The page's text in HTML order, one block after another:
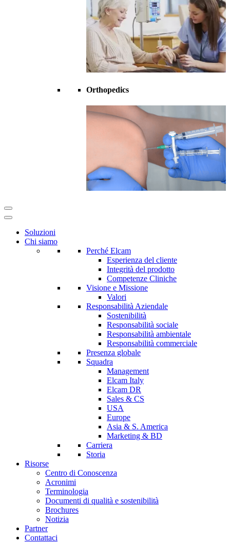
Orthopedics
Soluzioni
Chi siamo
Perché Elcam
Esperienza del cliente
Integrità del prodotto
Competenze Cliniche
Visione e Missione
Valori
Responsabilità Aziendale
Sostenibilità
Responsabilità sociale
Responsabilità ambientale
Responsabilità commerciale
Presenza globale
Squadra
Management
Elcam Italy
Elcam DR
Sales & CS
USA
Europe
Asia & S. America
Marketing & BD
Carriera
Storia
Risorse
Centro di Conoscenza
Acronimi
Terminologia
Documenti di qualità e sostenibilità
Brochures
Notizia
Partner
Contattaci